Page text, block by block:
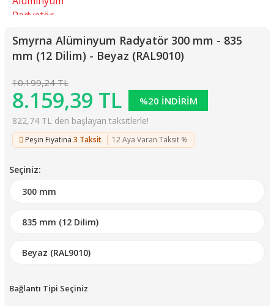
Smyrna Alüminyum Radyatör 300 mm - 835
mm (12 Dilim) - Beyaz (RAL9010)
10.199,24 TL
8.159,39 TL %20 İNDİRİM
822,74 TL den başlayan taksitlerle!
Peşin Fiyatına 3 Taksit 12 Aya Varan Taksit %
Seçiniz:
Bağlantı Tipi Seçiniz